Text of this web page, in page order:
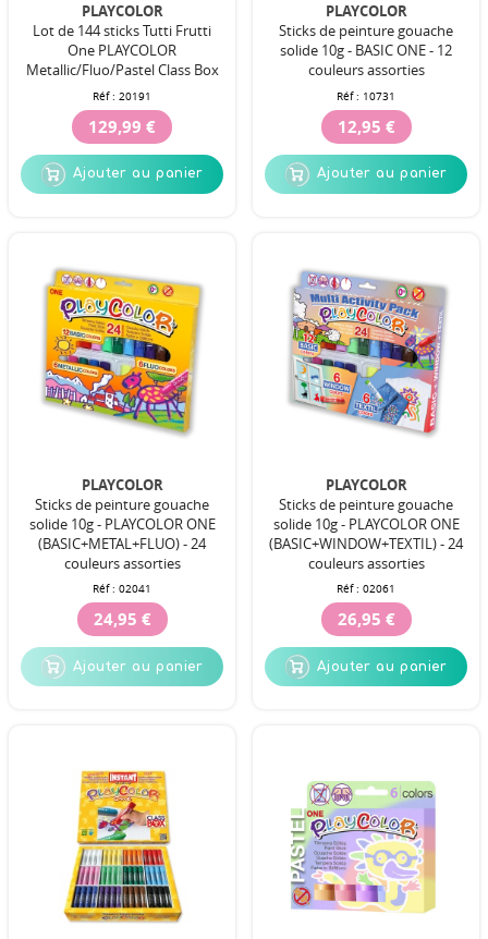
PLAYCOLOR
Lot de 144 sticks Tutti Frutti
One PLAYCOLOR
Metallic/Fluo/Pastel Class Box
Réf : 20191
129,99 €
Ajouter au panier
PLAYCOLOR
Sticks de peinture gouache
solide 10g - BASIC ONE - 12
couleurs assorties
Réf : 10731
12,95 €
Ajouter au panier
PLAYCOLOR
Sticks de peinture gouache
solide 10g - PLAYCOLOR ONE
(BASIC+METAL+FLUO) - 24
couleurs assorties
Réf : 02041
24,95 €
Ajouter au panier
PLAYCOLOR
Sticks de peinture gouache
solide 10g - PLAYCOLOR ONE
(BASIC+WINDOW+TEXTIL) - 24
couleurs assorties
Réf : 02061
26,95 €
Ajouter au panier